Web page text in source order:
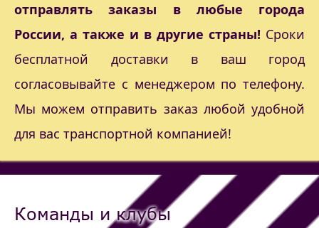
отправлять заказы в любые города
России, а также и в другие страны! Сроки
бесплатной доставки в ваш город
согласовывайте с менеджером по телефону.
Мы можем отправить заказ любой удобной
для вас транспортной компанией!
Команды и клубы